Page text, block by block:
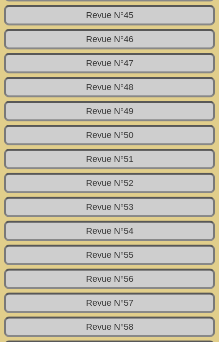
Revue N°45
Revue N°46
Revue N°47
Revue N°48
Revue N°49
Revue N°50
Revue N°51
Revue N°52
Revue N°53
Revue N°54
Revue N°55
Revue N°56
Revue N°57
Revue N°58